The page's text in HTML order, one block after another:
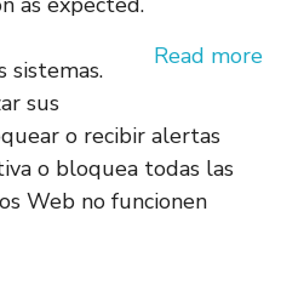
Read more
sistemas.
sus
o recibir alertas
o bloquea todas las
Web no funcionen